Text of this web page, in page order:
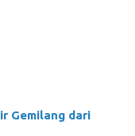
Gemilang dari